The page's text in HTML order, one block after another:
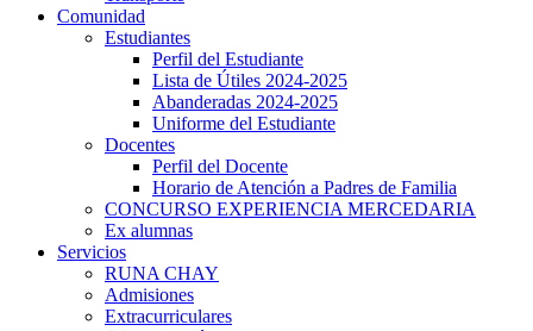
Comunidad
Estudiantes
Perfil del Estudiante
Lista de Útiles 2024-2025
Abanderadas 2024-2025
Uniforme del Estudiante
Docentes
Perfil del Docente
Horario de Atención a Padres de Familia
CONCURSO EXPERIENCIA MERCEDARIA
Ex alumnas
Servicios
RUNA CHAY
Admisiones
Extracurriculares